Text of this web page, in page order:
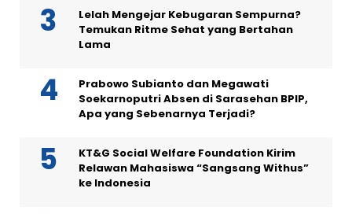
Lelah Mengejar Kebugaran Sempurna?
Temukan Ritme Sehat yang Bertahan
Lama
Prabowo Subianto dan Megawati
Soekarnoputri Absen di Sarasehan BPIP,
Apa yang Sebenarnya Terjadi?
KT&G Social Welfare Foundation Kirim
Relawan Mahasiswa “Sangsang Withus”
ke Indonesia